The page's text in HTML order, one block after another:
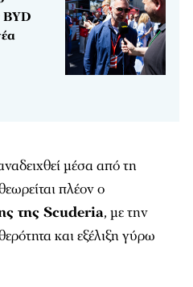
BYD
μέσα από τη
πλέον ο
της Scuderia, με την
και εξέλιξη γύρω